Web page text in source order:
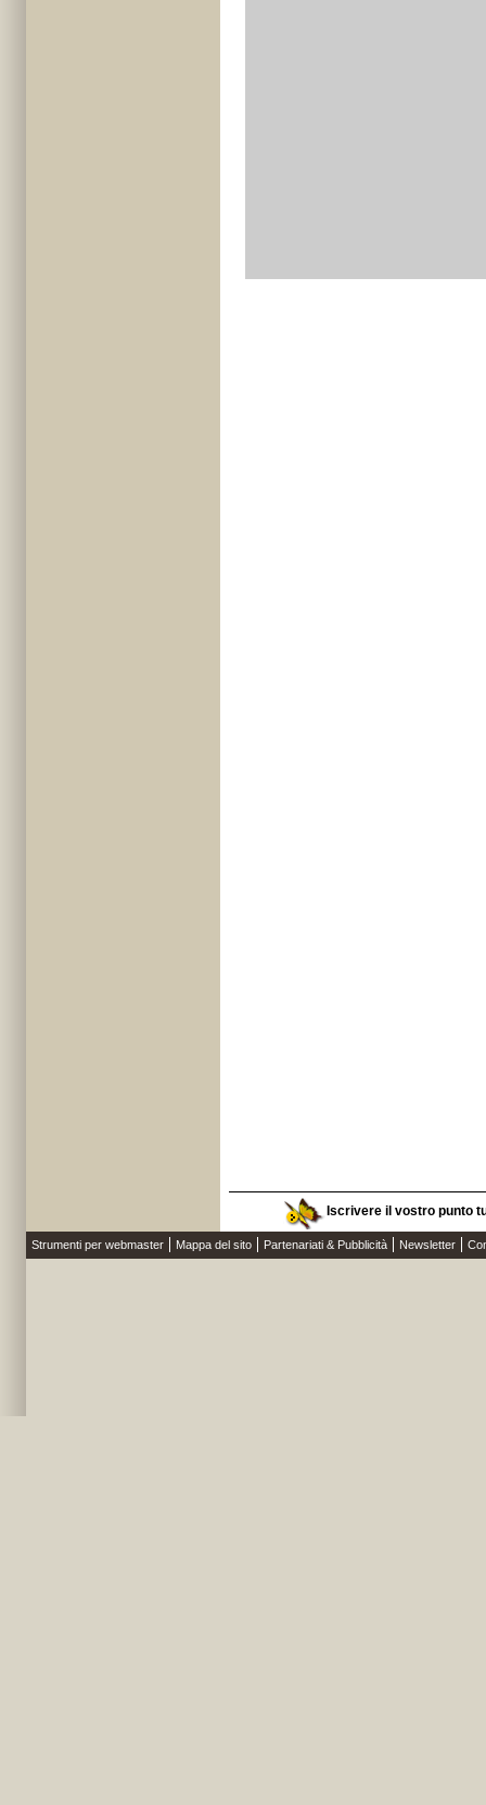
Iscrivere il vostro punto
Strumenti per webmaster Mappa del sito Partenariati & Pubblicità Newsletter